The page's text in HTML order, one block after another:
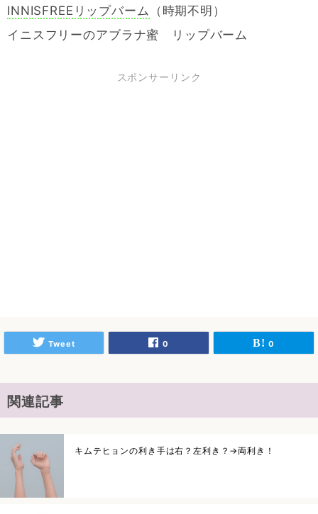
INNISFREEリップバーム （時期不明）
イニスフリーのアブラナ蜜 リップバーム
スポンサーリンク
Tweet 0 0
関連記事
キムテヒョンの利き手は右？左利き？→両利き！